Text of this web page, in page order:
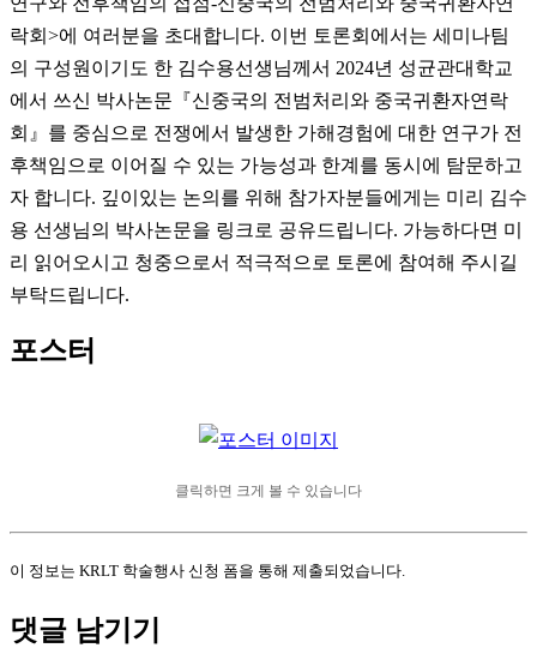
락회>에 여러분을 초대합니다. 이번 토론회에서는 세미나팀
의 구성원이기도 한 김수용선생님께서 2024년 성균관대학교
에서 쓰신 박사논문『신중국의 전범처리와 중국귀환자연락
회』를 중심으로 전쟁에서 발생한 가해경험에 대한 연구가 전
후책임으로 이어질 수 있는 가능성과 한계를 동시에 탐문하고
자 합니다. 깊이있는 논의를 위해 참가자분들에게는 미리 김수
용 선생님의 박사논문을 링크로 공유드립니다. 가능하다면 미
리 읽어오시고 청중으로서 적극적으로 토론에 참여해 주시길
부탁드립니다.
포스터
클릭하면 크게 볼 수 있습니다
이 정보는 KRLT 학술행사 신청 폼을 통해 제출되었습니다.
댓글 남기기